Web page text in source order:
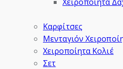
Καρφίτσες
Μενταγιόν
Χειροποίητα Κολιέ
Σετ